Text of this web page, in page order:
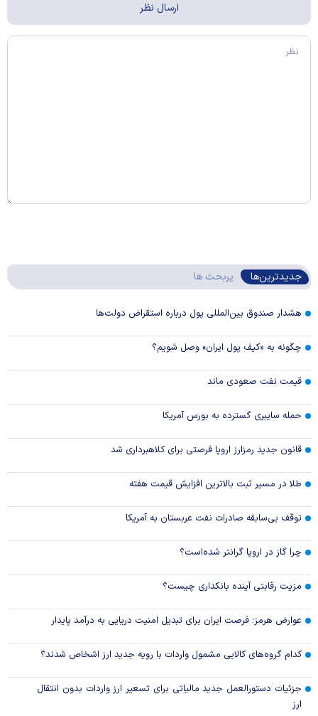
جدیدترین‌ها پربحث ها
هشدار صندوق بین‌المللی پول درباره استقراض دولت‌ها
چگونه به «کیف پول ایران» وصل شویم؟
قیمت نفت صعودی ماند
حمله سایبری گسترده به بورس آمریکا
قانون جدید رمزارز اروپا فرصتی برای کلاهبرداری شد
طلا در مسیر ثبت بالاترین افزایش قیمت هفته
توقف بی‌سابقه صادرات نفت عربستان به آمریکا
چرا گاز در اروپا گرانتر شده‌است؟
مزیت رقابتی آینده بانکداری چیست؟
عوارض هرمز؛ فرصت ایران برای تبدیل امنیت دریایی به درآمد پایدار
کدام گروه‌های کالایی مشمول واردات با رویه جدید ارز اشخاص شدند؟
جزئیات دستورالعمل جدید مالیاتی برای تسعیر ارز واردات بدون انتقال
ارز